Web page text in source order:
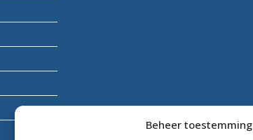
Beheer toestemming